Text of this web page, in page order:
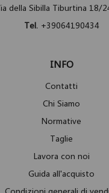
della Sibilla Tiburtina 18/
Tel. +39064190434
INFO
Contatti
Chi Siamo
Normative
Taglie
Lavora con noi
Guida all'acquisto
Condizioni generali di